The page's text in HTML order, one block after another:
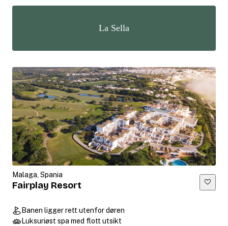
La Sella
Malaga, Spania
Fairplay Resort
Banen ligger rett utenfor døren
Luksuriøst spa med flott utsikt